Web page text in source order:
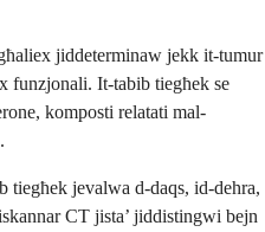
jiddeterminaw jekk it-tumur
funzjonali. It-tabib tiegħek se
komposti relatati mal-
tiegħek jevalwa d-daqs, id-dehra,
CT jista’ jiddistingwi bejn